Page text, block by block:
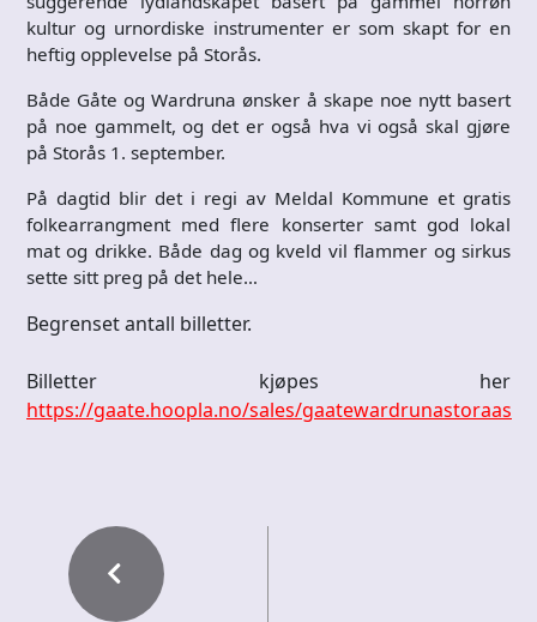
kultur og urnordiske instrumenter er som skapt for en
heftig opplevelse på Storås.
Både Gåte og Wardruna ønsker å skape noe nytt basert
på noe gammelt, og det er også hva vi også skal gjøre
på Storås 1. september.
På dagtid blir det i regi av Meldal Kommune et gratis
folkearrangment med flere konserter samt god lokal
mat og drikke. Både dag og kveld vil flammer og sirkus
sette sitt preg på det hele…
Begrenset antall billetter.
Billetter kjøpes her
https://gaate.hoopla.no/sales/gaatewardrunastoraas